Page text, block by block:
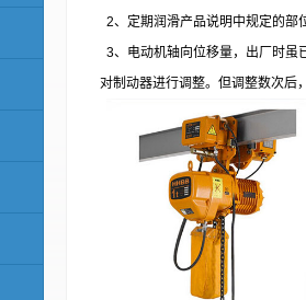
2、定期润滑产品说明中规定的部
3、电动机轴向位移量，出厂时虽
对制动器进行调整。但调整数次后